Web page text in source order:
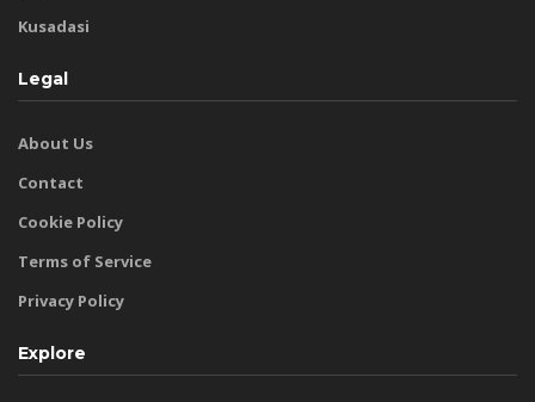
Kusadasi
Legal
About Us
Contact
Cookie Policy
Terms of Service
Privacy Policy
Explore